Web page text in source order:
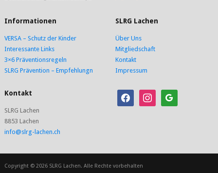
Informationen
VERSA – Schutz der Kinder
Interessante Links
3×6 Präventionsregeln
SLRG Prävention – Empfehlungn
Kontakt
SLRG Lachen
8853 Lachen
info@slrg-lachen.ch
SLRG Lachen
Über Uns
Mitgliedschaft
Kontakt
Impressum
facebookinstagramgoogle
Copyright © 2026 SLRG Lachen. Alle Rechte vorbehalten